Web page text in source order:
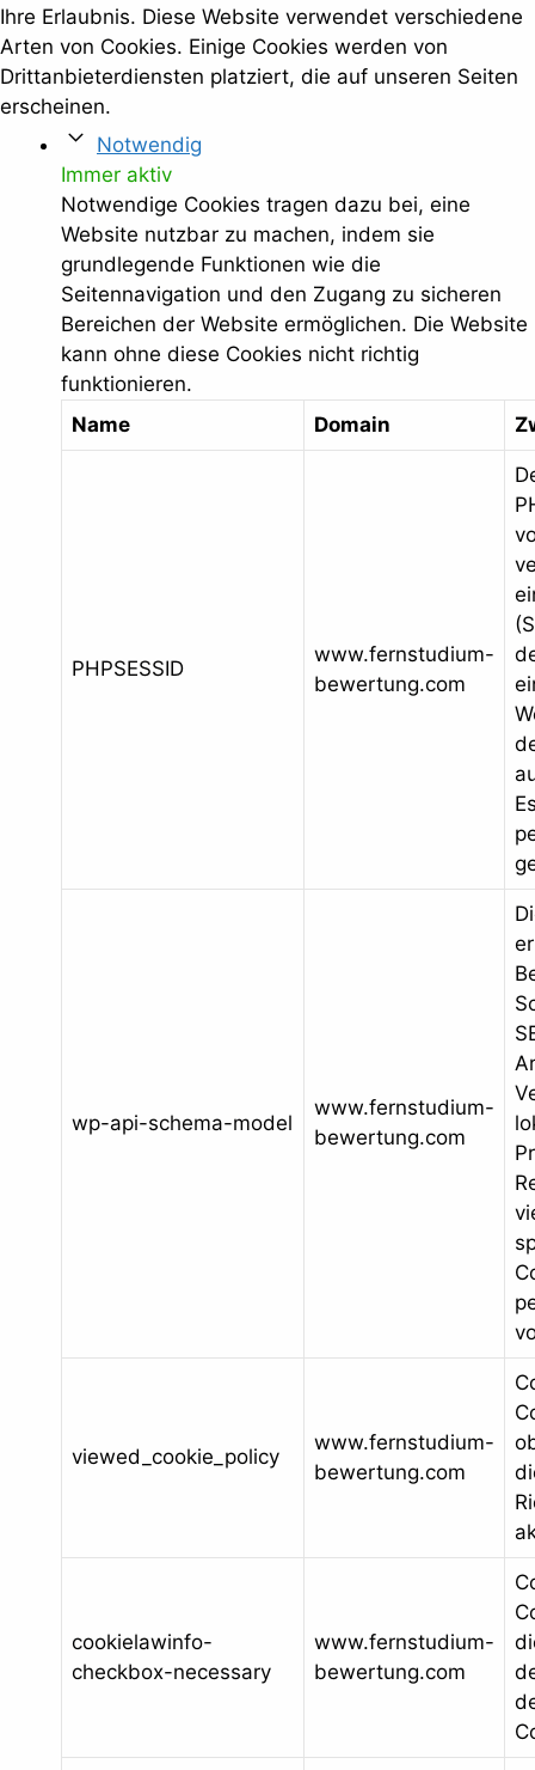
Ihre Erlaubnis. Diese Website verwendet verschiedene
Arten von Cookies. Einige Cookies werden von
Drittanbieterdiensten platziert, die auf unseren Seiten
erscheinen.
Notwendig
Immer aktiv
Notwendige Cookies tragen dazu bei, eine
Website nutzbar zu machen, indem sie
grundlegende Funktionen wie die
Seitennavigation und den Zugang zu sicheren
Bereichen der Website ermöglichen. Die Website
kann ohne diese Cookies nicht richtig
funktionieren.
Name
Domain
PHPSESSID
www.fernstudium-
bewertung.com
wp-api-schema-model
www.fernstudium-
bewertung.com
viewed_cookie_policy
www.fernstudium-
bewertung.com
cookielawinfo-
checkbox-necessary
www.fernstudium-
bewertung.com